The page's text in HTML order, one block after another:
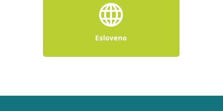
Esloveno